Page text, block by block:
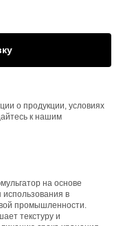
о продукции, условиях
к нашим
на основе
в
промышленности.
текстуру и